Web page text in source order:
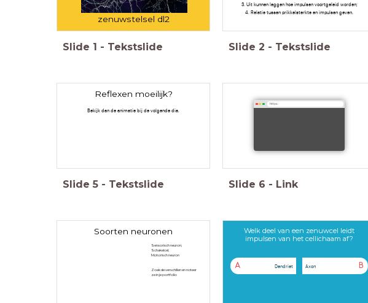
zenuwstelsel dl2
Slide 1 - Tekstslide
3. Uit kunnen leggen hoe impulsen voortgeleid worden;
4. Relatie tussen prikkelsterkte en impulsen geven.
Slide 2 - Tekstslide
Reflexen moeilijk?
Bekijk dan de animatie bij de volgende dia.
Slide 5 - Tekstslide
https:
Slide 6 - Link
Soorten neuronen
Sensorisch neuron;
Schakelcel;
Motorisch neuron
Zoek de verschillen en noteer
ze in je portfolio
Welk deel van een zenuwcel leidt
impulsen van het cellichaam af?
A Dendriet B
Axon